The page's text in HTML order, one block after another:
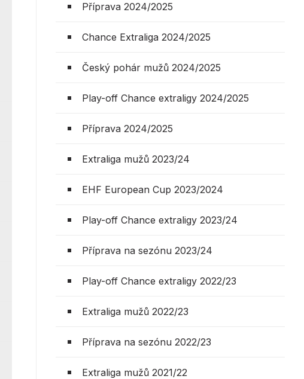
Příprava 2024/2025
Chance Extraliga 2024/2025
Český pohár mužů 2024/2025
Play-off Chance extraligy 2024/2025
Příprava 2024/2025
Extraliga mužů 2023/24
EHF European Cup 2023/2024
Play-off Chance extraligy 2023/24
Příprava na sezónu 2023/24
Play-off Chance extraligy 2022/23
Extraliga mužů 2022/23
Příprava na sezónu 2022/23
Extraliga mužů 2021/22